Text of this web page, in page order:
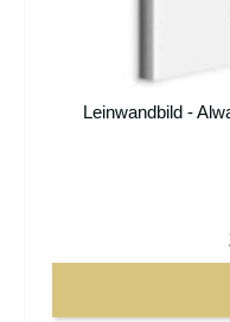
Leinwandbild -